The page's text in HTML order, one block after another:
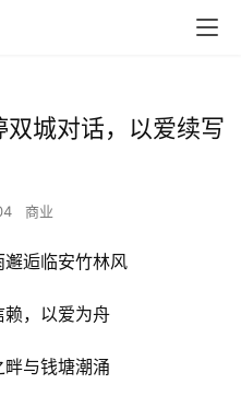
城对话，以爱续写
商业
邂逅临安竹林风
赖，以爱为舟
畔与钱塘潮涌